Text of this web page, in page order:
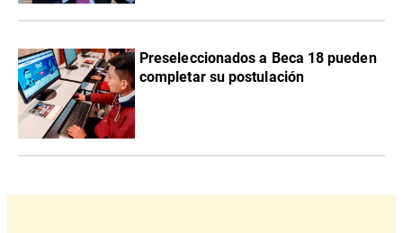
Preseleccionados a Beca 18 pueden
completar su postulación